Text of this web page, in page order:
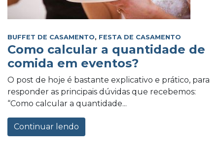
BUFFET DE CASAMENTO, FESTA DE CASAMENTO
Como calcular a quantidade de
comida em eventos?
O post de hoje é bastante explicativo e prático, para
responder as principais dúvidas que recebemos:
“Como calcular a quantidade...
Continuar lendo